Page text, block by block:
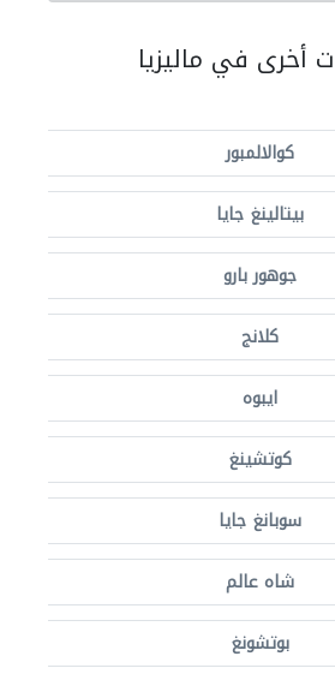
في ماليزيا
كوالالمبور
بيتالينغ جايا
جوهور بارو
كلانج
ايبوه
كوتشينغ
سوبانغ جايا
شاه عالم
بوتشونغ